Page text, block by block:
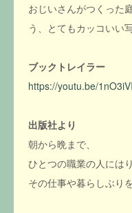
おじいさんがつくった
う、とてもカッコいい
ブックトレイラー
https://youtu.be/
出版社より
朝から晩まで、
ひとつの職業の人には
その仕事や暮らしぶり